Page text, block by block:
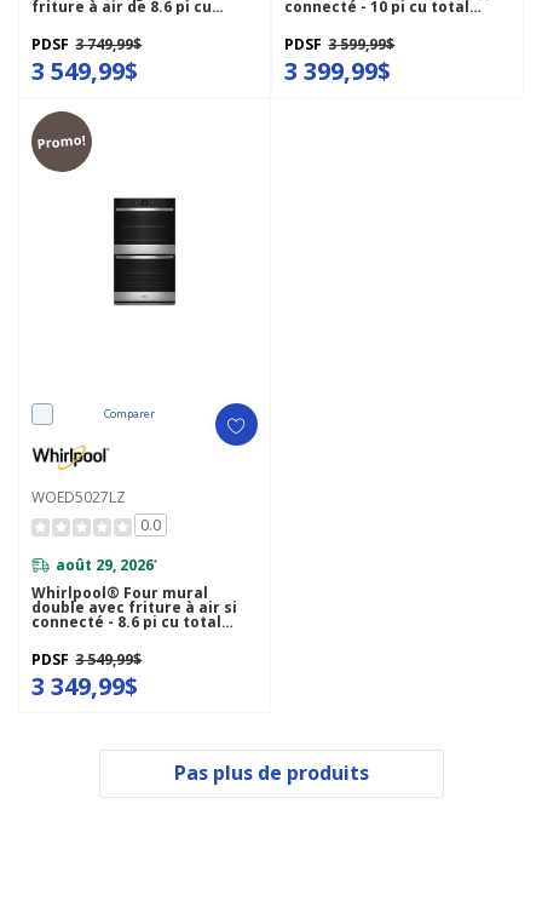
friture à air de 8.6 pi cu
PDSF 3 749,99$
3 549,99$
connecté - 10 pi cu total
PDSF 3 599,99$
3 399,99$
Promo!
Comparer
WOED5027LZ
0.0
août 29, 2026*
Whirlpool® Four mural
double avec friture à air si
connecté - 8.6 pi cu total
PDSF 3 549,99$
3 349,99$
Pas plus de produits